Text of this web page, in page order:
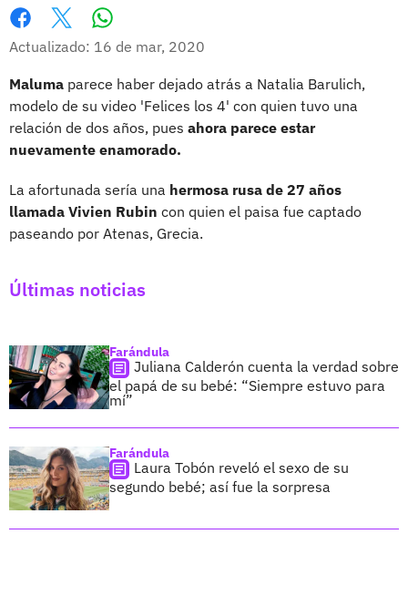
Facebook
X
Actualizado: 16 de mar, 2020
Maluma parece haber dejado atrás a Natalia Barulich,
modelo de su video 'Felices los 4' con quien tuvo una
relación de dos años, pues ahora parece estar
nuevamente enamorado.
La afortunada sería una hermosa rusa de 27 años
llamada Vivien Rubin con quien el paisa fue captado
paseando por Atenas, Grecia.
Últimas noticias
Farándula
Juliana Calderón cuenta la verdad sobre
el papá de su bebé: “Siempre estuvo para
mí”
Farándula
Laura Tobón reveló el sexo de su
segundo bebé; así fue la sorpresa